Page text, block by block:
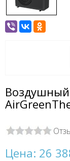
Воздушный
Цена: 26